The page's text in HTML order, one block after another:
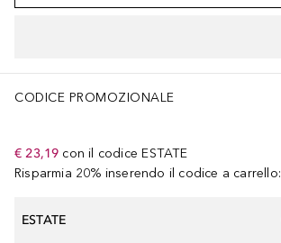
CODICE PROMOZIONALE
€ 23,19 con il codice ESTATE
Risparmia 20% inserendo il codice a carrello:
ESTATE